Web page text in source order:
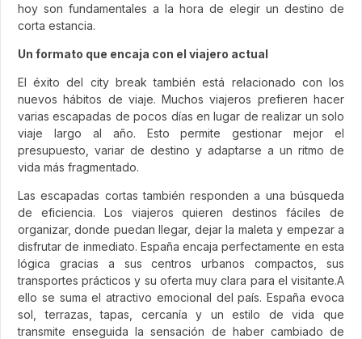
hoy son fundamentales a la hora de elegir un destino de
corta estancia.
Un formato que encaja con el viajero actual
El éxito del city break también está relacionado con los
nuevos hábitos de viaje. Muchos viajeros prefieren hacer
varias escapadas de pocos días en lugar de realizar un solo
viaje largo al año. Esto permite gestionar mejor el
presupuesto, variar de destino y adaptarse a un ritmo de
vida más fragmentado.
Las escapadas cortas también responden a una búsqueda
de eficiencia. Los viajeros quieren destinos fáciles de
organizar, donde puedan llegar, dejar la maleta y empezar a
disfrutar de inmediato. España encaja perfectamente en esta
lógica gracias a sus centros urbanos compactos, sus
transportes prácticos y su oferta muy clara para el visitante.A
ello se suma el atractivo emocional del país. España evoca
sol, terrazas, tapas, cercanía y un estilo de vida que
transmite enseguida la sensación de haber cambiado de